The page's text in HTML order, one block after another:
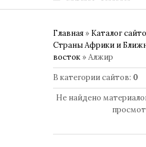
Главная » Каталог
Страны Африки и
восток » Алжир
В категории сайтов: 0
Не найдено